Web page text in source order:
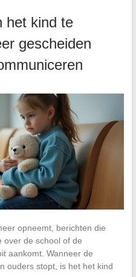
het kind te
gescheiden
opneemt, berichten die
over de school of de
aankomt. Wanneer de
ouders stopt, is het het kind